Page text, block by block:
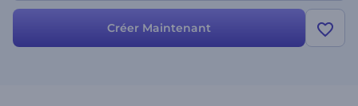
Créer Maintenant